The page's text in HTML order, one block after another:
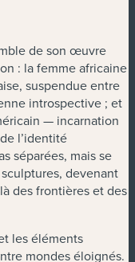
de son œuvre
: la femme africaine
suspendue entre
introspective ; et
— incarnation
l’identité
séparées, mais se
devenant
des frontières et des
les éléments
mondes éloignés.